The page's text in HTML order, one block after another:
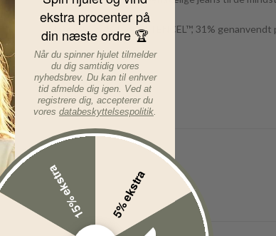
Materiale: 57% Lyocell TENCEL™, 31%
Læs mere om varen...
ekstra procenter på
din næste ordre 🏆
Når du spinner hjulet tilmelder
du dig samtidig vores
nyhedsbrev. Du kan til enhver
tid afmelde dig igen. Ved at
registrere dig, accepterer du
vores databeskyttelsespolitik
5% ekstra
15% ekstra